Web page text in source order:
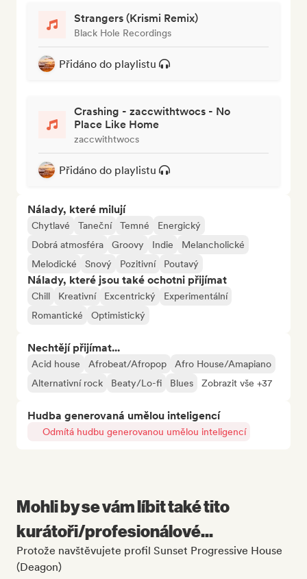
Strangers (Krismi Remix)
Black Hole Recordings
Přidáno do playlistu
Crashing - zaccwithtwocs - No
Place Like Home
zaccwithtwocs
Přidáno do playlistu
Nálady, které milují
Chytlavé Taneční Temné
Energický
Dobrá atmosféra
Groovy Indie
Melancholické
Melodické
Snový Pozitivní Poutavý
Nálady, které jsou také ochotni přijímat
Chill Kreativní Excentrický
Experimentální
Romantické
Optimistický
Nechtějí přijímat...
Acid house Afrobeat/Afropop
Afro House/Amapiano
Alternativní rock
Beaty/Lo-fi Blues Zobrazit vše +37
Hudba generovaná umělou inteligencí
Odmítá hudbu generovanou umělou inteligencí
Mohli by se vám líbit také tito
kurátoři/profesionálové...
Protože navštěvujete profil Sunset Progressive House
(Deagon)